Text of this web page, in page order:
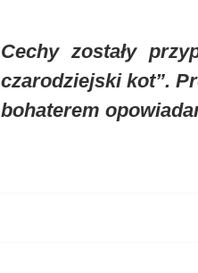
Cechy zostały
czarodziejski kot”.
bohaterem